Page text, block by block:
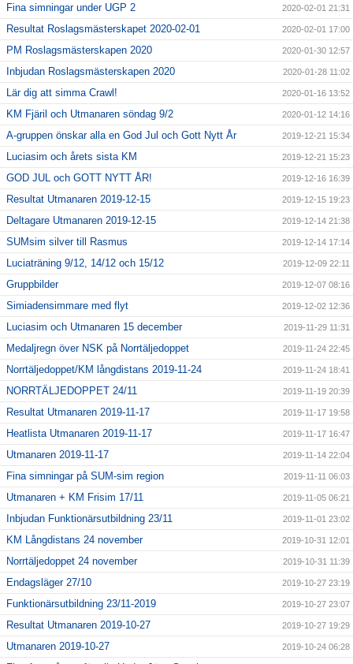
Fina simningar under UGP 2 2020-02-01 21:31
Resultat Roslagsmästerskapet 2020-02-01 2020-02-01 17:00
PM Roslagsmästerskapen 2020 2020-01-30 12:57
Inbjudan Roslagsmästerskapen 2020 2020-01-28 11:02
Lär dig att simma Crawl! 2020-01-16 13:52
KM Fjäril och Utmanaren söndag 9/2 2020-01-12 14:16
A-gruppen önskar alla en God Jul och Gott Nytt År 2019-12-21 15:34
Luciasim och årets sista KM 2019-12-21 15:23
GOD JUL och GOTT NYTT ÅR! 2019-12-16 16:39
Resultat Utmanaren 2019-12-15 2019-12-15 19:23
Deltagare Utmanaren 2019-12-15 2019-12-14 21:38
SUMsim silver till Rasmus 2019-12-14 17:14
Luciaträning 9/12, 14/12 och 15/12 2019-12-09 22:11
Gruppbilder 2019-12-07 08:16
Simiadensimmare med flyt 2019-12-02 12:36
Luciasim och Utmanaren 15 december 2019-11-29 11:31
Medaljregn över NSK på Norrtäljedoppet 2019-11-24 22:45
Norrtäljedoppet/KM långdistans 2019-11-24 2019-11-24 18:41
NORRTÄLJEDOPPET 24/11 2019-11-19 20:39
Resultat Utmanaren 2019-11-17 2019-11-17 19:58
Heatlista Utmanaren 2019-11-17 2019-11-17 16:47
Utmanaren 2019-11-17 2019-11-14 22:04
Fina simningar på SUM-sim region 2019-11-11 06:03
Utmanaren + KM Frisim 17/11 2019-11-05 06:21
Inbjudan Funktionärsutbildning 23/11 2019-11-01 23:02
KM Långdistans 24 november 2019-10-31 12:01
Norrtäljedoppet 24 november 2019-10-31 11:39
Endagsläger 27/10 2019-10-27 23:19
Funktionärsutbildning 23/11-2019 2019-10-27 23:07
Resultat Utmanaren 2019-10-27 2019-10-27 19:29
Utmanaren 2019-10-27 2019-10-24 06:28